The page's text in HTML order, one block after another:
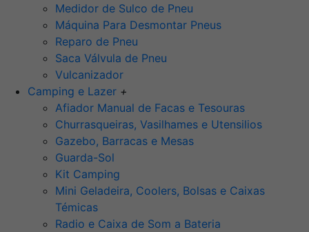
Medidor de Sulco de Pneu
Máquina Para Desmontar Pneus
Reparo de Pneu
Saca Válvula de Pneu
Vulcanizador
Camping e Lazer +
Afiador Manual de Facas e Tesouras
Churrasqueiras, Vasilhames e Utensilios
Gazebo, Barracas e Mesas
Guarda-Sol
Kit Camping
Mini Geladeira, Coolers, Bolsas e Caixas
Témicas
Radio e Caixa de Som a Bateria